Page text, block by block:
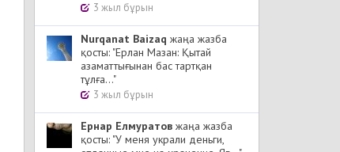
3 жыл бұрын
Nurqanat Baizaq жаңа жазба
қосты: "Ерлан Мазан: Қытай
азаматтығынан бас тартқан
тұлға..."
3 жыл бұрын
Ернар Елмуратов жаңа жазба
қосты: "У меня украли деньги,